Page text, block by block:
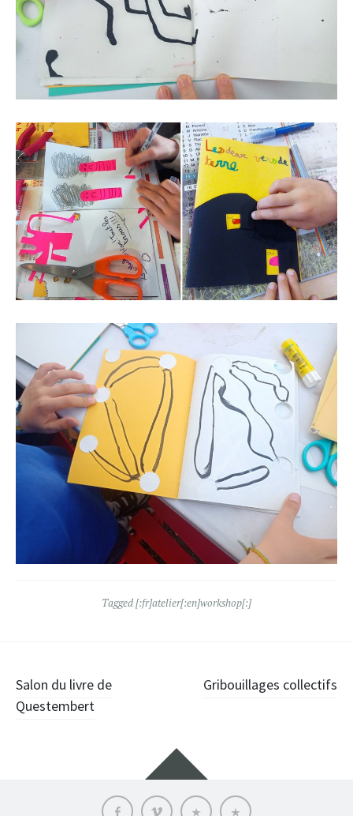
Tagged[:fr]atelier[:en]workshop[:]
Post
navigation
Salon du livre de
Questembert
Gribouillages collectifs
Widgets
Facebookvimeo Who Language: